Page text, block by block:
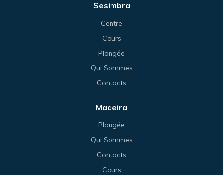
Sesimbra
Centre
Cours
Plongée
Qui Sommes
Contacts
Madeira
Plongée
Qui Sommes
Contacts
Cours